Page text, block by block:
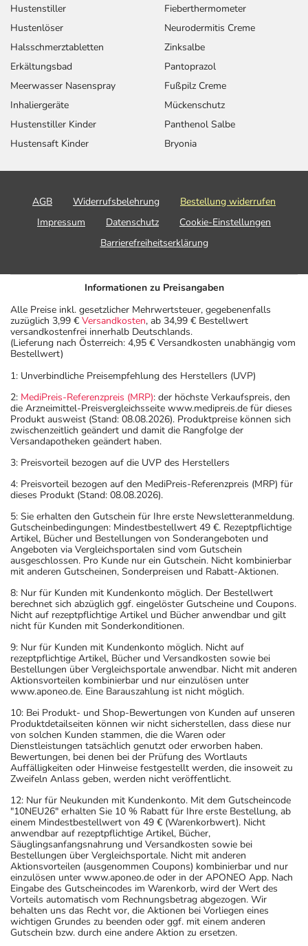
Hustenstiller
Hustenlöser
Halsschmerztabletten
Erkältungsbad
Meerwasser Nasenspray
Inhaliergeräte
Hustenstiller Kinder
Hustensaft Kinder
Fieberthermometer
Neurodermitis Creme
Zinksalbe
Pantoprazol
Fußpilz Creme
Mückenschutz
Panthenol Salbe
Bryonia
AGB Widerrufsbelehrung
Bestellung widerrufen
Impressum
Datenschutz
Cookie-Einstellungen
Barrierefreiheitserklärung
Informationen zu Preisangaben
Alle Preise inkl. gesetzlicher Mehrwertsteuer, gegebenenfalls
zuzüglich 3,99 € Versandkosten, ab 34,99 € Bestellwert
versandkostenfrei innerhalb Deutschlands.
(Lieferung nach Österreich: 4,95 € Versandkosten unabhängig vom
Bestellwert)
1: Unverbindliche Preisempfehlung des Herstellers (UVP)
2: MediPreis-Referenzpreis (MRP): der höchste Verkaufspreis, den
die Arzneimittel-Preisvergleichsseite www.medipreis.de für dieses
Produkt ausweist (Stand: 08.08.2026). Produktpreise können sich
zwischenzeitlich geändert und damit die Rangfolge der
Versandapotheken geändert haben.
3: Preisvorteil bezogen auf die UVP des Herstellers
4: Preisvorteil bezogen auf den MediPreis-Referenzpreis (MRP) für
dieses Produkt (Stand: 08.08.2026).
5: Sie erhalten den Gutschein für Ihre erste Newsletteranmeldung.
Gutscheinbedingungen: Mindestbestellwert 49 €. Rezeptpflichtige
Artikel, Bücher und Bestellungen von Sonderangeboten und
Angeboten via Vergleichsportalen sind vom Gutschein
ausgeschlossen. Pro Kunde nur ein Gutschein. Nicht kombinierbar
mit anderen Gutscheinen, Sonderpreisen und Rabatt-Aktionen.
8: Nur für Kunden mit Kundenkonto möglich. Der Bestellwert
berechnet sich abzüglich ggf. eingelöster Gutscheine und Coupons.
Nicht auf rezeptpflichtige Artikel und Bücher anwendbar und gilt
nicht für Kunden mit Sonderkonditionen.
9: Nur für Kunden mit Kundenkonto möglich. Nicht auf
rezeptpflichtige Artikel, Bücher und Versandkosten sowie bei
Bestellungen über Vergleichsportale anwendbar. Nicht mit anderen
Aktionsvorteilen kombinierbar und nur einzulösen unter
www.aponeo.de. Eine Barauszahlung ist nicht möglich.
10: Bei Produkt- und Shop-Bewertungen von Kunden auf unseren
Produktdetailseiten können wir nicht sicherstellen, dass diese nur
von solchen Kunden stammen, die die Waren oder
Dienstleistungen tatsächlich genutzt oder erworben haben.
Bewertungen, bei denen bei der Prüfung des Wortlauts
Auffälligkeiten oder Hinweise festgestellt werden, die insoweit zu
Zweifeln Anlass geben, werden nicht veröffentlicht.
12: Nur für Neukunden mit Kundenkonto. Mit dem Gutscheincode
"10NEU26" erhalten Sie 10 % Rabatt für Ihre erste Bestellung, ab
einem Mindestbestellwert von 49 € (Warenkorbwert). Nicht
anwendbar auf rezeptpflichtige Artikel, Bücher,
Säuglingsanfangsnahrung und Versandkosten sowie bei
Bestellungen über Vergleichsportale. Nicht mit anderen
Aktionsvorteilen (ausgenommen Coupons) kombinierbar und nur
einzulösen unter www.aponeo.de oder in der APONEO App. Nach
Eingabe des Gutscheincodes im Warenkorb, wird der Wert des
Vorteils automatisch vom Rechnungsbetrag abgezogen. Wir
behalten uns das Recht vor, die Aktionen bei Vorliegen eines
wichtigen Grundes zu beenden oder ggf. mit einem anderen
Gutschein bzw. durch eine andere Aktion zu ersetzen.